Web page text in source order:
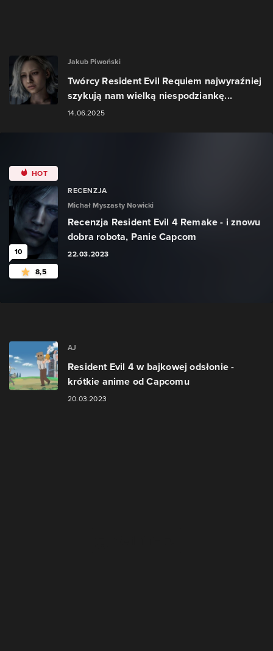
Jakub Piwoński
Twórcy Resident Evil Requiem najwyraźniej
szykują nam wielką niespodziankę...
14.06.2025
HOT
10
8,5
RECENZJA
Michał Myszasty Nowicki
Recenzja Resident Evil 4 Remake - i znowu
dobra robota, Panie Capcom
22.03.2023
AJ
Resident Evil 4 w bajkowej odsłonie -
krótkie anime od Capcomu
20.03.2023